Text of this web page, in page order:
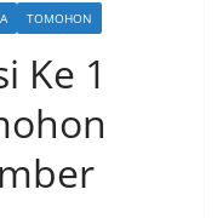
TOMOHON
Ke 1